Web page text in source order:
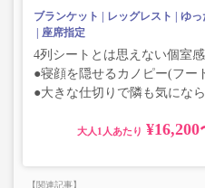
ブランケット レッグレスト ゆっ
座席指定
4列シートとは思えない個室
●寝顔を隠せるカノピー(フー
●大きな仕切りで隣も気にな
大人 ¥16,200